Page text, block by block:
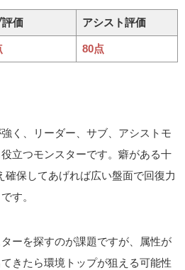
価 アシスト評価
80点
く、リーダー、サブ、アシストモ
立つモンスターです。癖がある十
確保してあげれば広い盤面で回復力
す。
ーを探すのが課題ですが、属性が
きたら環境トップが狙える可能性